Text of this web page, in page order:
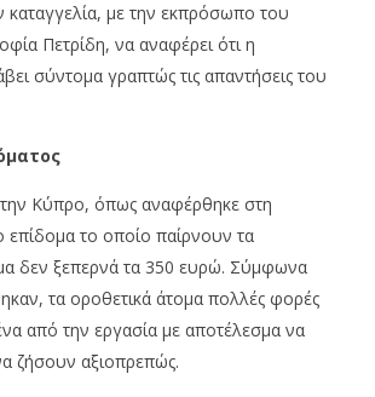
καταγγελία, με την εκπρόσωπο του
Πετρίδη, να αναφέρει ότι η
σύντομα γραπτώς τις απαντήσεις του
Κύπρο, όπως αναφέρθηκε στη
επίδομα το οποίο παίρνουν τα
δεν ξεπερνά τα 350 ευρώ. Σύμφωνα
τα οροθετικά άτομα πολλές φορές
από την εργασία με αποτέλεσμα να
ζήσουν αξιοπρεπώς.